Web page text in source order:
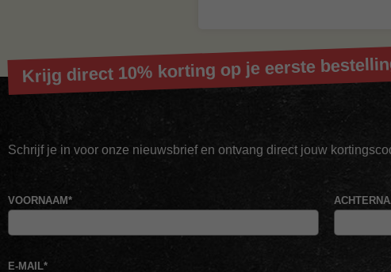
Krijg direct 10% korting op je eerste
Schrijf je in voor onze nieuwsbrief en ontvang direct jouw
VOORNAAM*
E-MAIL*